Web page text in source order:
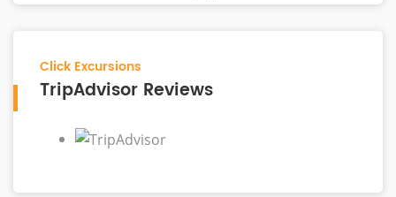
Click Excursions
TripAdvisor Reviews